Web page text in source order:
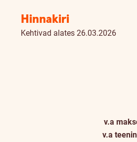
Hinnakiri
Kehtivad alates 26.03.2026
v.a
v.a